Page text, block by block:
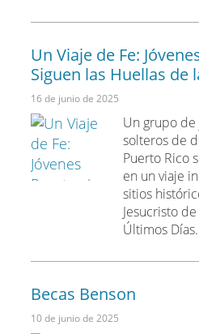
Un Viaje de Fe:
Siguen las Huellas de
16 de junio de 2025
Un grupo
solteros de
Puerto Rico
en un viaje
sitios
Jesucristo
Últimos Días.
Becas Benson
10 de junio de 2025